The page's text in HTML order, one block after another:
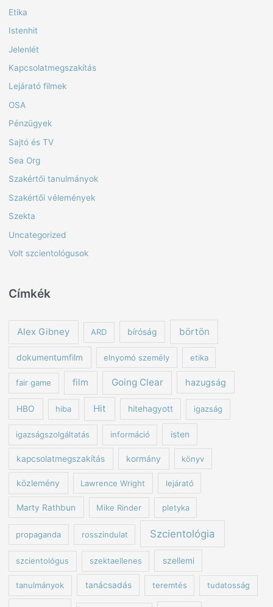
Etika
Istenhit
Jelenlét
Kapcsolatmegszakítás
Lejárató filmek
OSA
Pénzügyek
Sajtó és TV
Sea Org
Szakértői tanulmányok
Szakértői vélemények
Szekta
Uncategorized
Volt szcientológusok
Címkék
Alex Gibney ARD bíróság börtön
dokumentumfilm elnyomó személy etika
fair game film Going Clear hazugság
HBO hiba Hit hitehagyott igazság
igazságszolgáltatás információ isten
kapcsolatmegszakítás kormány könyv
közlemény Lawrence Wright lejárató
Marty Rathbun Mike Rinder pletyka
propaganda rosszindulat Szcientológia
szcientológus szektaellenes szellemi
tanulmányok tanácsadás teremtés tudatosság